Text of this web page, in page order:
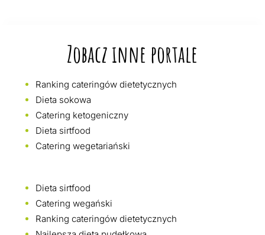
Zobacz inne portale
Ranking cateringów dietetycznych
Dieta sokowa
Catering ketogeniczny
Dieta sirtfood
Catering wegetariański
Dieta sirtfood
Catering wegański
Ranking cateringów dietetycznych